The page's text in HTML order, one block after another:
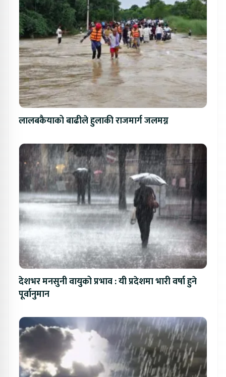
लालबकैयाको बाढीले हुलाकी राजमार्ग जलमग्न
देशभर मनसुनी वायुको प्रभाव : यी प्रदेशमा भारी वर्षा हुने
पूर्वानुमान